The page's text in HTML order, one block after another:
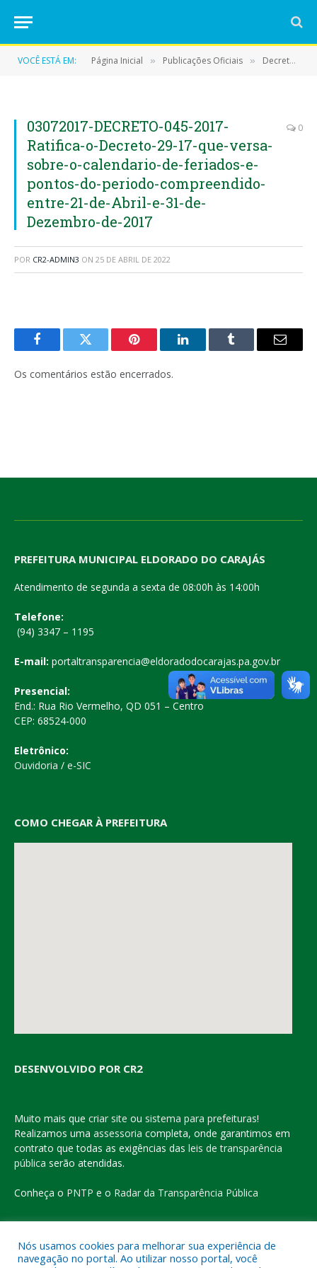
VOCÊ ESTÁ EM: Página Inicial » Publicações Oficiais » Decretos
03072017-DECRETO-045-2017-
Ratifica-o-Decreto-29-17-que-versa-
sobre-o-calendario-de-feriados-e-
pontos-do-periodo-compreendido-
entre-21-de-Abril-e-31-de-
Dezembro-de-2017
0
POR CR2-ADMIN3 ON 25 DE ABRIL DE 2022
FacebookTwitter Pinterest LinkedInTumblr
E-
Os comentários estão encerrados.
PREFEITURA MUNICIPAL ELDORADO DO CARAJÁS
Atendimento de segunda a sexta de 08:00h às 14:00h
Telefone:
(94) 3347 – 1195
E-mail: portaltransparencia@eldoradodocarajas.pa.gov.br
Presencial:
End.: Rua Rio Vermelho, QD 051 – Centro
CEP: 68524-000
Eletrônico:
Ouvidoria / e-SIC
COMO CHEGAR À PREFEITURA
DESENVOLVIDO POR CR2
Muito mais que criar site ou sistema para prefeituras!
Realizamos uma assessoria completa, onde garantimos em
contrato que todas as exigências das leis de transparência
pública serão atendidas.
Conheça o PNTP e o Radar da Transparência Pública
Todos os direitos reservados a Prefeitura Municipal de Eldorado
Nós usamos cookies para melhorar sua experiência de
navegação no portal. Ao utilizar nosso portal, você